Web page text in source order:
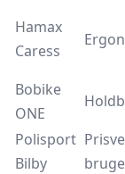
Hamax
Caress
Bobike
ONE
Polisport
Bilby